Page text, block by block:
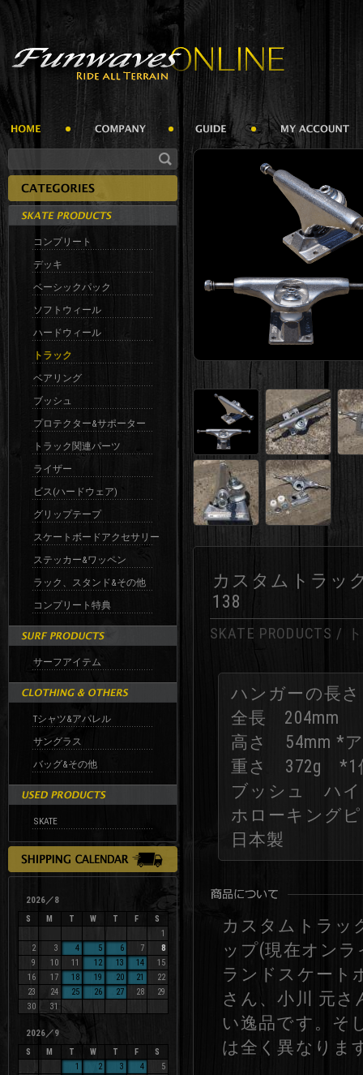
コンプリート
デッキ
ベーシックパック
ソフトウィール
ハードウィール
トラック
ベアリング
ブッシュ
プロテクター&サポーター
トラック関連パーツ
ライザー
ビス(ハードウェア)
グリップテープ
スケートボードアクセサリー
ステッカー&ワッペン
ラック、スタンド&その他
コンプリート特典
サーフアイテム
Tシャツ&アパレル
サングラス
バッグ&その他
SKATE
2026／8
S
M T W T F
S
1
2
3 4 5 6 7
8
9
10 11 12 13 14
15
16
17 18 19 20 21
22
23
24 25 26 27 28
29
30
31
2026／9
S
M T W T F
S
1
2 3 4
5
カスタムトラッ
138
SKATE PRODUCTS /
ハンガーの長
全長 204mm
高さ 54mm *
重さ 372g *1
ブッシュ ハイ
ホローキング
日本製
カスタムトラッ
ップ(現在オン
ランドスケート
さん、小川 元
い逸品です。そ
は全く異なりま